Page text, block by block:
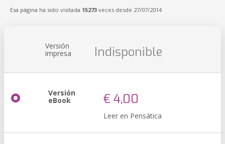
Esa página ha sido visitada 15273 veces desde 27/07/2014
Versión
impresa Indisponible
Versión
eBook € 4,00
Leer en Pensática